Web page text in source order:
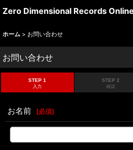
Zero Dimensional Records
ホーム > お問い合わせ
お問い合わせ
STEP 1
入力
STEP 2
確認
お名前 [必須]